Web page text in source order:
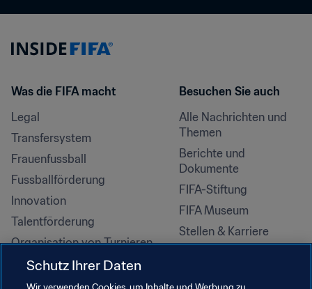
Was die FIFA macht
Legal
Transfersystem
Frauenfussball
Fussballförderung
Innovation
Talentförderung
Organisation von Turnieren
Nachhaltigkeit
Menschenrechte und
Besuchen Sie auch
Alle Nachrichten und
Themen
Berichte und
Dokumente
FIFA-Stiftung
FIFA Museum
Stellen & Karriere
Schutz Ihrer Daten